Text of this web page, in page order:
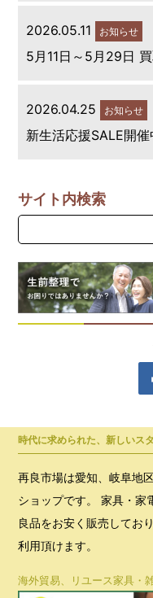
2026.05.11 お知らせ
5月11日～5月29日
2026.04.25 お知らせ
新生活応援SALE開催
サイト内検索
時代に求められた、新しいス
再良市場は愛知、岐阜地
ショップです。 家具・家
良品をお安く販売してお
利用頂けます。
海外貿易、リユース家具・